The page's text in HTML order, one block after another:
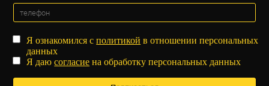
Я ознакомился сполитикой в отношении персональных
данных
Я даюсогласие на обработку персональных данных